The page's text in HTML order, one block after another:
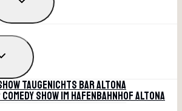
UMSCHALTEN
UMSCHALTEN
Taugenichts Bar Altona
Show im Hafenbahnhof Altona